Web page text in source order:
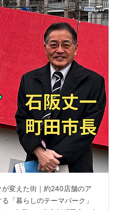
変えた街｜約240店舗のア
「暮らしのテーマパーク」